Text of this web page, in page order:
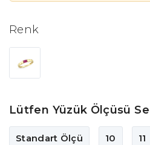
Renk
Lütfen Yüzük Ölçüsü
Standart Ölçü 10 11